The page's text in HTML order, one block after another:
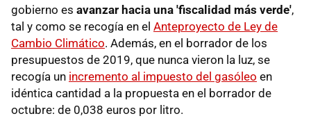
gobierno es avanzar hacia una 'fiscalidad más verde',
tal y como se recogía en el Anteproyecto de Ley de
Cambio Climático. Además, en el borrador de los
presupuestos de 2019, que nunca vieron la luz, se
recogía un incremento al impuesto del gasóleo en
idéntica cantidad a la propuesta en el borrador de
octubre: de 0,038 euros por litro.